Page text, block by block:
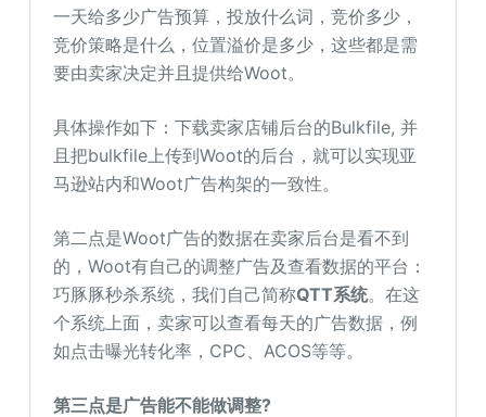
一天给多少广告预算，投放什么词，竞价多少，
竞价策略是什么，位置溢价是多少，这些都是需
要由卖家决定并且提供给Woot。
具体操作如下：下载卖家店铺后台的Bulkfile, 并
且把bulkfile上传到Woot的后台，就可以实现亚
马逊站内和Woot广告构架的一致性。
第二点是Woot广告的数据在卖家后台是看不到
的，Woot有自己的调整广告及查看数据的平台：
巧豚豚秒杀系统，我们自己简称QTT系统。在这
个系统上面，卖家可以查看每天的广告数据，例
如点击曝光转化率，CPC、ACOS等等。
第三点是广告能不能做调整?